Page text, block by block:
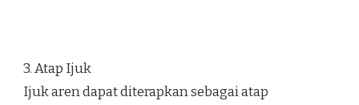
3. Atap Ijuk
Ijuk aren dapat diterapkan sebagai atap